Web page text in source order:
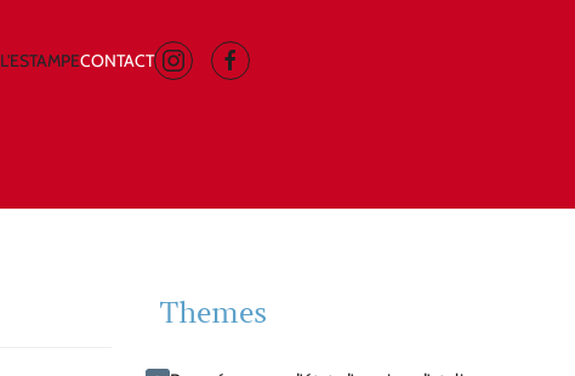
L'ESTAMPECONTACT
Themes